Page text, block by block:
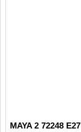
MAYA 2 72248 E27